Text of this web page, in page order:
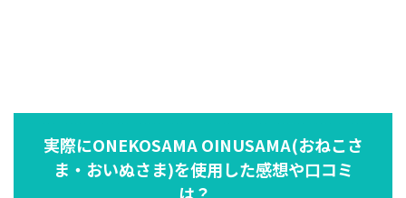
実際にONEKOSAMA OINUSAMA(おねこさ
ま・おいぬさま)を使用した感想や口コミ